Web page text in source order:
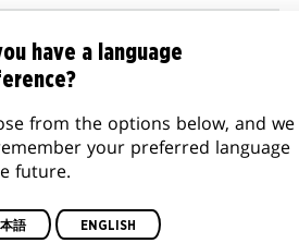
have a language
from the options below, and we
your preferred language
future.
本語 ENGLISH